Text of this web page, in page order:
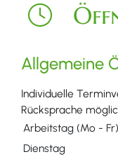
Allgemeine
Individuelle
Rücksprache
Arbeitstag (Mo - Fr)
Dienstag